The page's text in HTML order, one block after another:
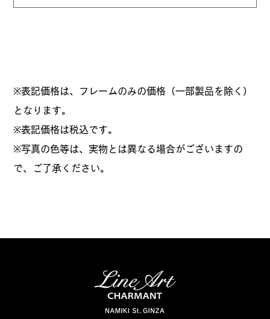
※表記価格は、フレームのみの価格（一部製品を除く）
となります。
​※表記価格は税込です。
※写真の色等は、実物とは異なる場合がございますの
で、ご了承ください。